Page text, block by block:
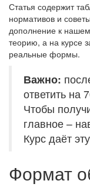
Статья содержит
нормативов и
дополнение к
теорию, а на курсе
реальные формы.
Важно:
ответить на
Чтобы
главное –
Курс даёт
Формат